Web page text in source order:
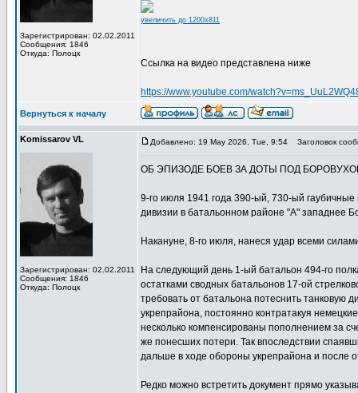
Зарегистрирован: 02.02.2011
Сообщения: 1846
Откуда: Полоцк
увеличить до 1200x811
Ссылка на видео представлена ниже
https://www.youtube.com/
Вернуться к началу
Komissarov VL
Зарегистрирован: 02.02.2011
Сообщения: 1846
Откуда: Полоцк
Добавлено: 19 May 2026, Tue, 9:54 Заголовок
ОБ ЭПИЗОДЕ БОЕВ ЗА ДОТЫ ПОД
9-го июля 1941 года 390-ый, 730-ый гаубичные
дивизии в батальонном районе "А" западнее
Накануне, 8-го июля, нанеся удар всеми
На следующий день 1-ый батальон 494-го
остатками сводных батальонов 17-ой
требовать от батальона потеснить танковую
укрепрайона, постоянно контратакуя
несколько компенсированы пополнением за
же понесших потери. Так впоследствии
дальше в ходе обороны укрепрайона и после
Редко можно встретить документ прямо